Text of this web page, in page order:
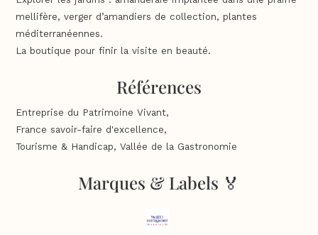
mellifère, verger d’amandiers de collection, plantes
méditerranéennes.
La boutique pour finir la visite en beauté.
Références
Entreprise du Patrimoine Vivant,
France savoir-faire d'excellence,
Tourisme & Handicap, Vallée de la Gastronomie
Marques & Labels 🏅